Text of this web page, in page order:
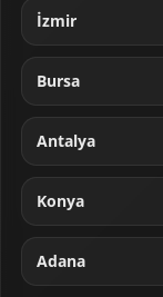
İzmir
Bursa
Antalya
Konya
Adana